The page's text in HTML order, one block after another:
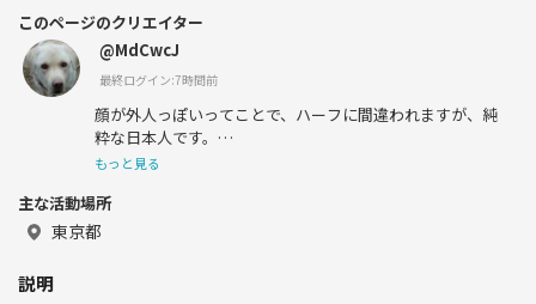
このページのクリエイター
@MdCwcJ
最終ログイン:7時間前
顔が外人っぽいってことで、ハーフに間違われますが、純
粋な日本人です。
あだ名は、某ハリウッドスターに似てるってことで、「ラ
仕事は、WEBシステムとスマホアプリ開発しつつIT会社経
もっと見る
主な活動場所
東京都
説明